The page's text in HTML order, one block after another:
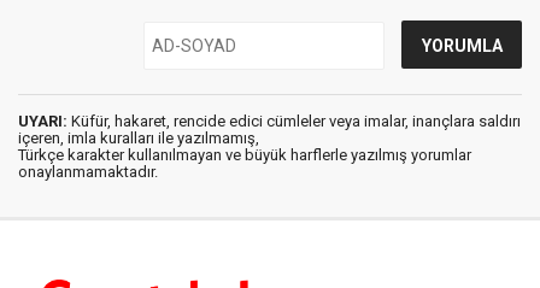
UYARI: Küfür, hakaret, rencide edici cümleler veya imalar, inançlara saldırı
içeren, imla kuralları ile yazılmamış,
Türkçe karakter kullanılmayan ve büyük harflerle yazılmış yorumlar
onaylanmamaktadır.